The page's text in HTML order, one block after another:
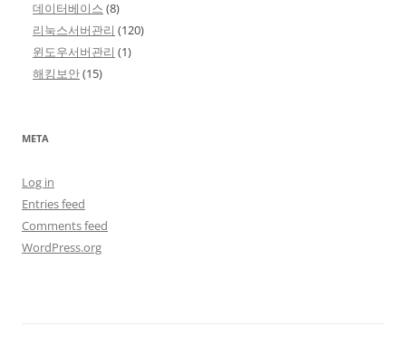
데이터베이스 (8)
리눅스서버관리 (120)
윈도우서버관리 (1)
해킹보안(15)
META
Log in
Entries feed
Comments feed
WordPress.org